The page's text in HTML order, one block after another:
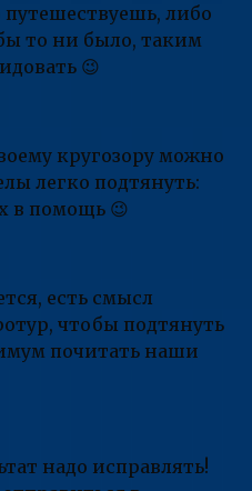
либо
то ни было, таким
😉
кругозору можно
легко подтянуть:
в помощь 😉
есть смысл
чтобы подтянуть
почитать наши
надо исправлять!